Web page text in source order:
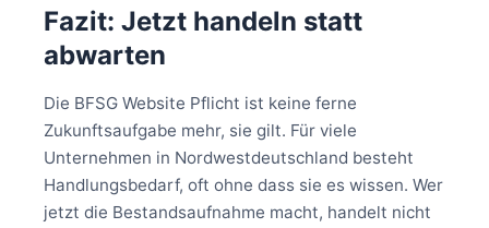
Fazit: Jetzt handeln statt
abwarten
Die BFSG Website Pflicht ist keine ferne
Zukunftsaufgabe mehr, sie gilt. Für viele
Unternehmen in Nordwestdeutschland besteht
Handlungsbedarf, oft ohne dass sie es wissen. Wer
jetzt die Bestandsaufnahme macht, handelt nicht